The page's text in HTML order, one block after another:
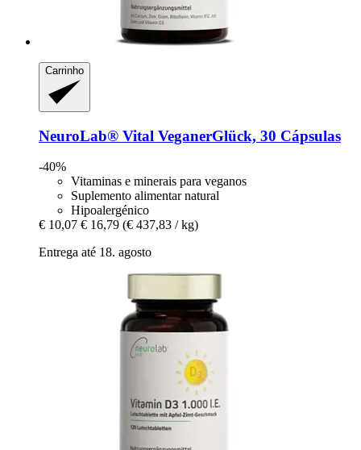
Carrinho
NeuroLab® Vital VeganerGlück, 30 Cápsulas
-40%
Vitaminas e minerais para veganos
Suplemento alimentar natural
Hipoalergénico
€ 10,07 € 16,79 (€ 437,83 / kg)
Entrega até 18. agosto